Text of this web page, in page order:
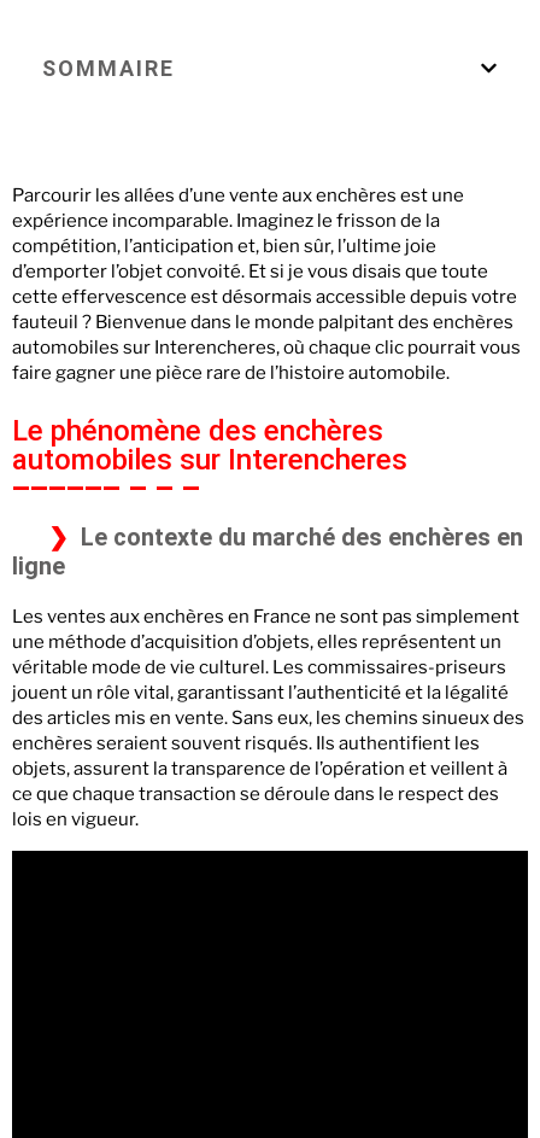
SOMMAIRE
Parcourir les allées d’une vente aux enchères est une
expérience incomparable. Imaginez le frisson de la
compétition, l’anticipation et, bien sûr, l’ultime joie
d’emporter l’objet convoité. Et si je vous disais que toute
cette effervescence est désormais accessible depuis votre
fauteuil ? Bienvenue dans le monde palpitant des enchères
automobiles sur Interencheres, où chaque clic pourrait vous
faire gagner une pièce rare de l’histoire automobile.
Le phénomène des enchères
automobiles sur Interencheres
Le contexte du marché des enchères en
ligne
Les ventes aux enchères en France ne sont pas simplement
une méthode d’acquisition d’objets, elles représentent un
véritable mode de vie culturel. Les commissaires-priseurs
jouent un rôle vital, garantissant l’authenticité et la légalité
des articles mis en vente. Sans eux, les chemins sinueux des
enchères seraient souvent risqués. Ils authentifient les
objets, assurent la transparence de l’opération et veillent à
ce que chaque transaction se déroule dans le respect des
lois en vigueur.